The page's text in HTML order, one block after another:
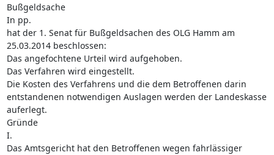
Bußgeldsache
In pp.
hat der 1. Senat für Bußgeldsachen des OLG Hamm am
25.03.2014 beschlossen:
Das angefochtene Urteil wird aufgehoben.
Das Verfahren wird eingestellt.
Die Kosten des Verfahrens und die dem Betroffenen darin
entstandenen notwendigen Auslagen werden der Landeskasse
auferlegt.
Gründe
I.
Das Amtsgericht hat den Betroffenen wegen fahrlässiger